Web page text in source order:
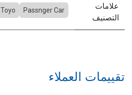
علامات
التصنيف
Passnger Car
Toyo
تقييمات العملاء